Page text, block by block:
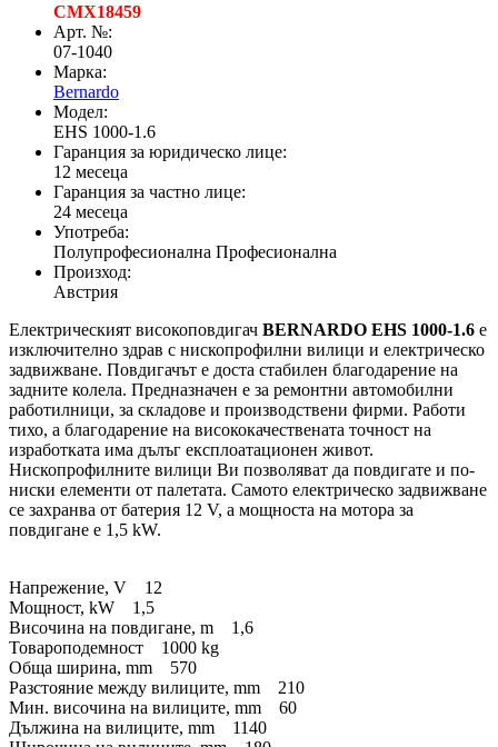
CMX18459
Арт. №:
07-1040
Марка:
Bernardo
Модел:
EHS 1000-1.6
Гаранция за юридическо лице:
12 месеца
Гаранция за частно лице:
24 месеца
Употреба:
Полупрофесионална Професионална
Произход:
Австрия
Електрическият високоповдигач BERNARDO EHS 1000-1.6 е
изключително здрав с нископрофилни вилици и електрическо
задвижване. Повдигачът е доста стабилен благодарение на
задните колела. Предназначен е за ремонтни автомобилни
работилници, за складове и производствени фирми. Работи
тихо, а благодарение на висококачествената точност на
изработката има дълъг експлоатационен живот.
Нископрофилните вилици Ви позволяват да повдигате и по-
ниски елементи от палетата. Самото електрическо задвижване
се захранва от батерия 12 V, а мощноста на мотора за
повдигане е 1,5 kW.
Напрежение, V 12
Мощност, kW 1,5
Височина на повдигане, m 1,6
Товароподемност 1000 kg
Обща ширина, mm 570
Разстояние между вилиците, mm 210
Мин. височина на вилиците, mm 60
Дължина на вилиците, mm 1140